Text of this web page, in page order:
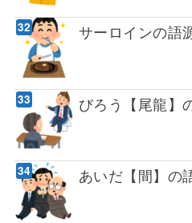
サーロインの語
びろう【尾龍】
あいだ【間】の